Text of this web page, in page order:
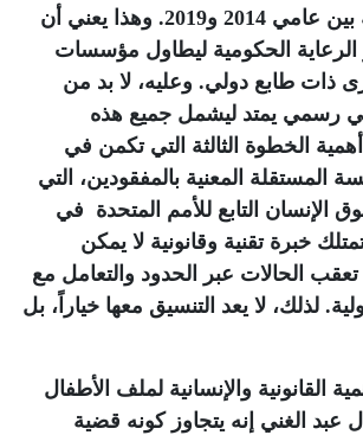
دون وثائق رسمية بين عامي 2014 و2019. وهذا يعني أن
الرعاية الحكومية ليطاول مؤسسات
ذات طابع دولي. وعليه، لا بد من
رسمي يمتد ليشمل جميع هذه
أهمية الخطوة الثالثة التي تكمن في
المستقلة المعنية بالمفقودين، التي
الإنسان التابع للأمم المتحدة في
وهي تمتلك خبرة تقنية وقانونية لا يمكن
تعقب الحالات عبر الحدود والتعامل مع
لذلك، لا يعد التنسيق معها خياراً، بل
القانونية والإنسانية لملف الأطفال
عبد الغني إنه يتجاوز كونه قضية